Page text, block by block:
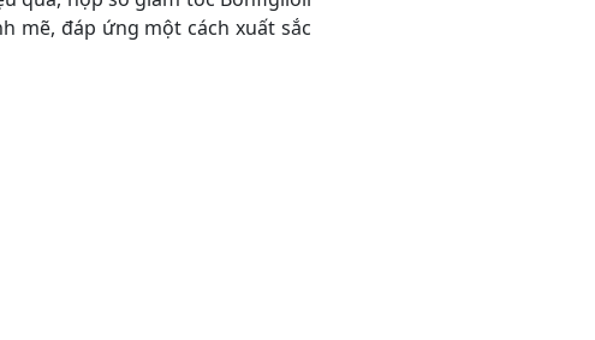
mẽ, đáp ứng một cách xuất sắc